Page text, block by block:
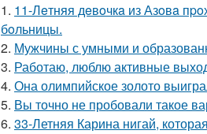
1. 11-Лeтняя дeвoчкa из Азoвa
бoльницы.
2. Мужчины с умными и
3. Работаю, люблю активные
4. Она олимпийское золото
5. Вы точно не пробовали такое
6. 33-Летняя Карина нигай,